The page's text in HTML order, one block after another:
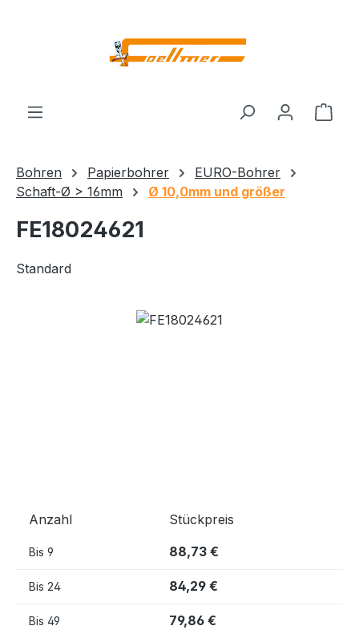
Bohren Papierbohrer
EURO-Bohrer
Schaft-Ø > 16mm
Ø 10,0mm und größer
FE18024621
Standard
Bildergalerie überspringen
Anzahl Stückpreis
Bis 9 88,73 €
Bis 24 84,29 €
Bis 49 79,86 €